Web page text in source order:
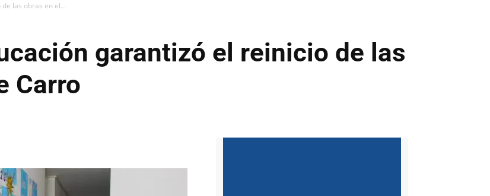
las obras en el...
garantizó el reinicio de las
Carro